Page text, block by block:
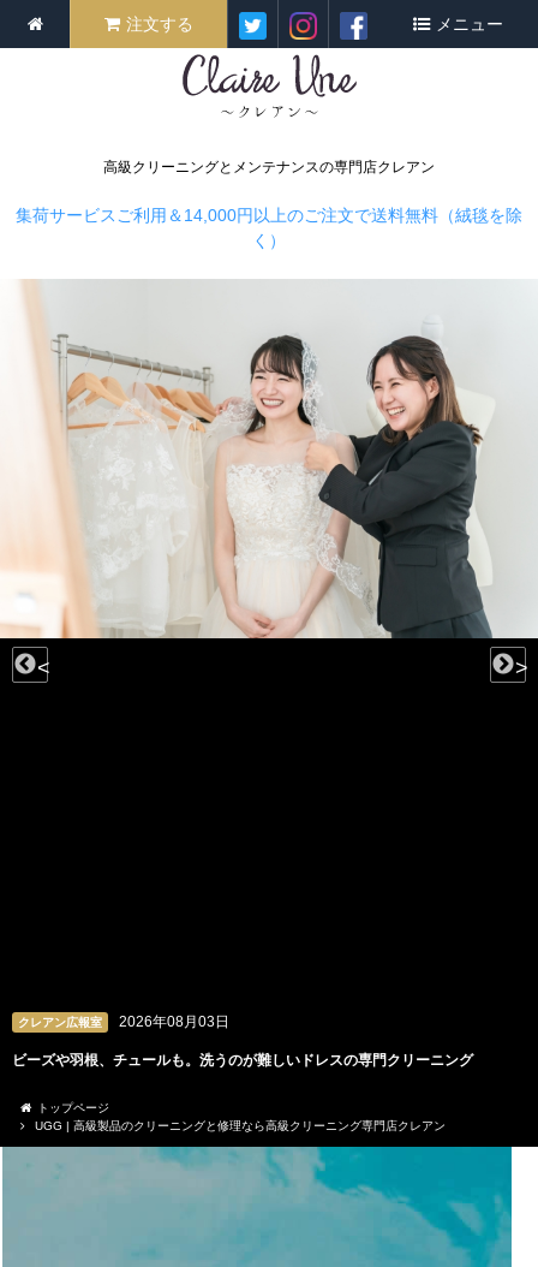
高級クリーニングとメンテナンスの専門店クレアン
注文する メニュー
集荷サービスご利用＆14,000円以上のご注文で送料無料（絨毯を除
く）
クレアン広報室 2026年08月03日
ビーズや羽根、チュールも。洗うのが難しいドレスの専門クリーニング
< >
トップページ
UGG | 高級製品のクリーニングと修理なら高級クリーニング専門店クレアン